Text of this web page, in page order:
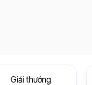
Giải thưởng